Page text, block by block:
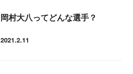
岡村大八ってどんな選手？
投稿日
2021.2.11